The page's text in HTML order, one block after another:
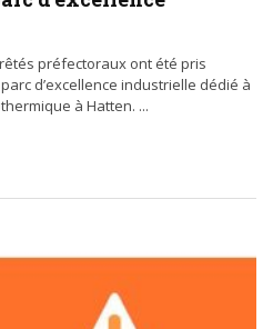
préfectoraux ont été pris
d’excellence industrielle dédié à
à Hatten. ...